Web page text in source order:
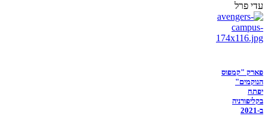
עדי פרל
פארק "קמפוס
הנוקמים"
יפתח
בקליפורניה
ב-2021